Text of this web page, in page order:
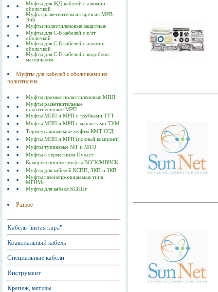
Муфты для ЖД кабелей с алюмин.
оболочкой
Муфта разветвительная врезная МРВ-
ЭпБ
Муфты полиэтиленовые защитные
Муфты для С-Б кабелей с п/эт
оболочкой
Муфты для С-Б кабелей с алюмин.
оболочкой
Муфты для С-Б кабелей с водоблок.
материалом
Муфты для кабелей с оболочками из
полиэтилена
Муфты прямые полиэтиленовые МПП
Муфты разветвительные
полиэтиленовые МРП
Муфты МПП и МРП с трубками ТУТ
Муфты МПП и МРП с манжетами ТУМ
Термоусаживаемые муфты КМТ ССД
Муфты МПП и МРП (полный комплект)
Муфты тупиковые МТ и МТО
Муфты с герметиком Пуласт
Компрессионные муфты BCCK/MBBCK
Муфты для кабелей КСПП, ЗКП и ЗКВ
Муфты газонепроницаемые типа
МГНМс
Муфты для кабеля КСППг
Разное
Кабель "витая пара"
Коаксиальный кабель
Специальные кабели
Инструмент
Крепеж, метизы